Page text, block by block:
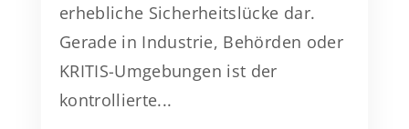
erhebliche Sicherheitslücke dar.
Gerade in Industrie, Behörden oder
KRITIS-Umgebungen ist der
kontrollierte...